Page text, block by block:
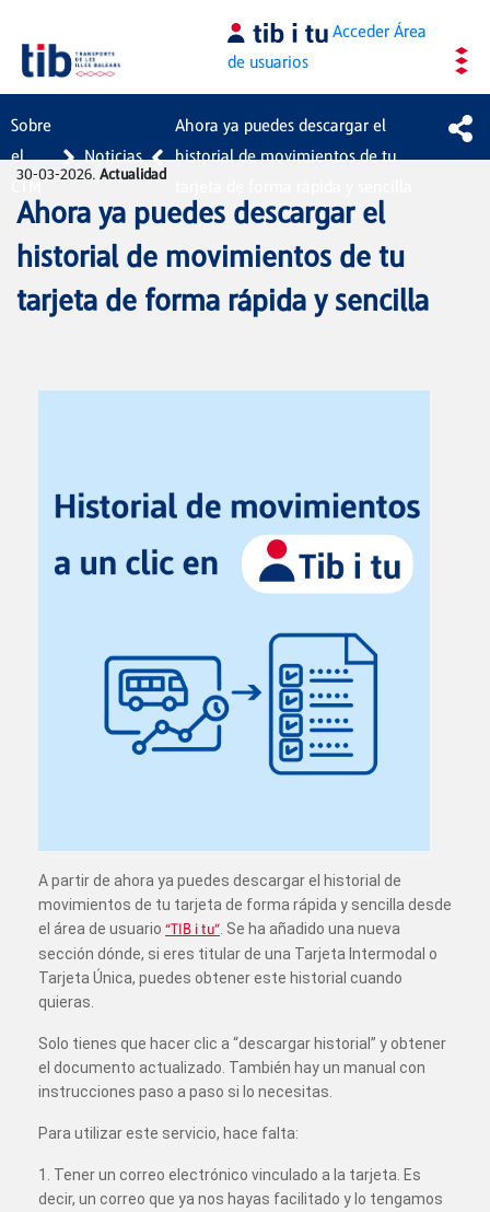
Saltar al contenido principal AccederÁrea
de usuarios
Sobre
el
CTM
Noticias
Ahora ya puedes descargar el
historial de movimientos de tu
30-03-2026. Actualidad
Ahora ya puedes descargar el
historial de movimientos de tu
tarjeta de forma rápida y sencilla
A partir de ahora ya puedes descargar el historial de
movimientos de tu tarjeta de forma rápida y sencilla desde
el área de usuario “TIB i tu” . Se ha añadido una nueva
sección dónde, si eres titular de una Tarjeta Intermodal o
Tarjeta Única, puedes obtener este historial cuando
quieras.
Solo tienes que hacer clic a “descargar historial” y obtener
el documento actualizado. También hay un manual con
instrucciones paso a paso si lo necesitas.
Para utilizar este servicio, hace falta:
1. Tener un correo electrónico vinculado a la tarjeta. Es
decir, un correo que ya nos hayas facilitado y lo tengamos